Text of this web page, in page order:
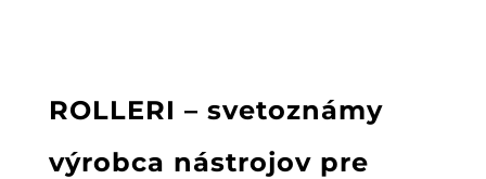
ROLLERI – svetoznámy
výrobca nástrojov pre